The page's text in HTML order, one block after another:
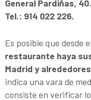
General Pardiñas, 40.
Tel.: 914 022 226.
Es posible que desde
restaurante haya
Madrid y
indica una vara de
consiste en verificar